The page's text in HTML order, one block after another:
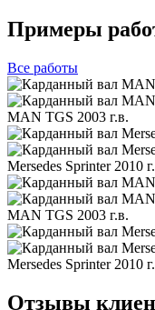
Примеры
Все работы
MAN TGS 2003 г.в.
Mersedes Sprinter 2010
MAN TGS 2003 г.в.
Mersedes Sprinter 2010
Отзывы